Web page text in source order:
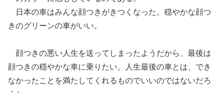
日本の車はみんな顔つきがきつく なった。 穏やかな顔つ
きのグリーンの車がいい。
顔つきの悪い人生を送ってしまったようだから、最後は
顔つきの穏やかな車に乗りたい。人生最後の車とは
でき
なかったことを満たしてくれるものでいいのではないだろ